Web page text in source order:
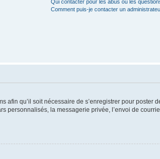
Qui contacter pour les abus ou les
Comment puis-je contacter un
qu’il soit nécessaire de s’enregistrer pour poster
la messagerie privée, l’envoi de